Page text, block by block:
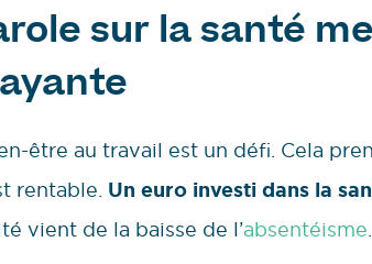
sur la santé
être au travail est un défi. Cela
rentable. Un euro investi dans la
vient de la baisse de l’absentéisme.